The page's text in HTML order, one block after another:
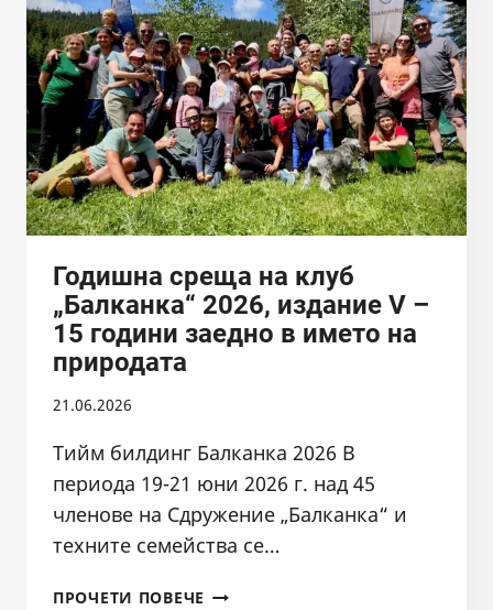
Годишна среща на клуб
„Балканка“ 2026, издание V –
15 години заедно в името на
природата
21.06.2026
Тийм билдинг Балканка 2026 В
периода 19-21 юни 2026 г. над 45
членове на Сдружение „Балканка“ и
техните семейства се…
ПРОЧЕТИ ПОВЕЧЕ ГОДИШНА